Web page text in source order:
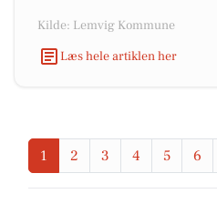
Kilde: Lemvig Kommune
Læs hele artiklen her
1 2 3 4 5 6